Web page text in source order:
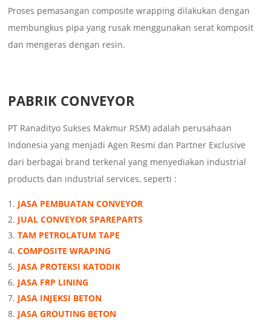
Proses pemasangan composite wrapping dilakukan dengan
membungkus pipa yang rusak menggunakan serat komposit
dan mengeras dengan resin.
PABRIK CONVEYOR
PT Ranadityo Sukses Makmur RSM) adalah perusahaan
Indonesia yang menjadi Agen Resmi dan Partner Exclusive
dari berbagai brand terkenal yang menyediakan industrial
products dan industrial services, seperti :
JASA PEMBUATAN CONVEYOR
JUAL CONVEYOR SPAREPARTS
TAM PETROLATUM TAPE
COMPOSITE WRAPING
JASA PROTEKSI KATODIK
JASA FRP LINING
JASA INJEKSI BETON
JASA GROUTING BETON